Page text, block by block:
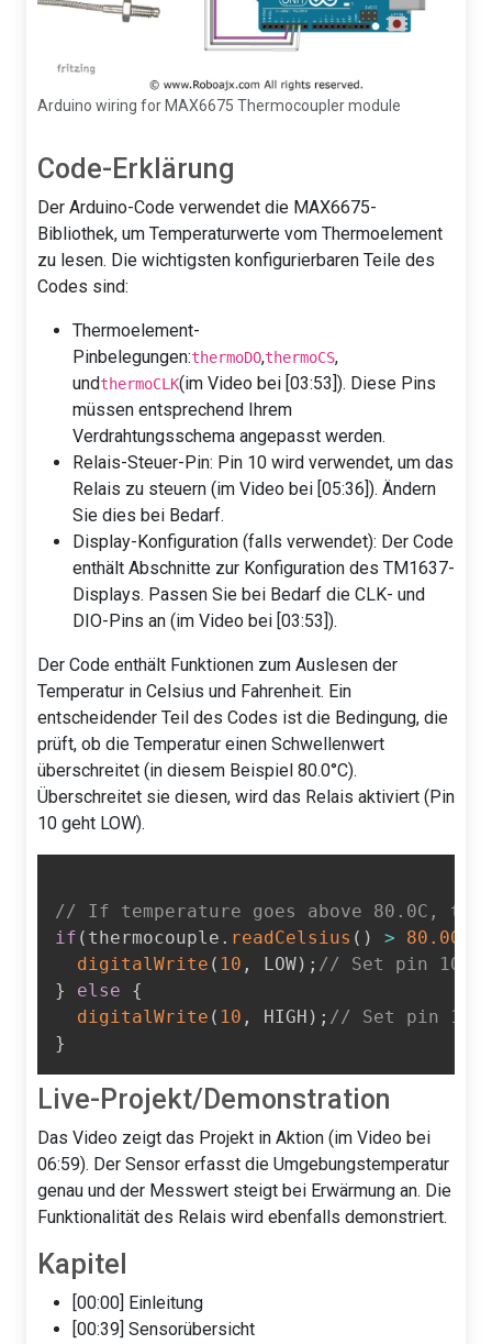
Arduino wiring for MAX6675 Thermocoupler module
Code-Erklärung
Der Arduino-Code verwendet die MAX6675-
Bibliothek, um Temperaturwerte vom Thermoelement
zu lesen. Die wichtigsten konfigurierbaren Teile des
Codes sind:
Thermoelement-
Pinbelegungen:thermoDO,thermoCS,
undthermoCLK(im Video bei [03:53]). Diese Pins
müssen entsprechend Ihrem
Verdrahtungsschema angepasst werden.
Relais-Steuer-Pin: Pin 10 wird verwendet, um das
Relais zu steuern (im Video bei [05:36]). Ändern
Sie dies bei Bedarf.
Display-Konfiguration (falls verwendet): Der Code
enthält Abschnitte zur Konfiguration des TM1637-
Displays. Passen Sie bei Bedarf die CLK- und
DIO-Pins an (im Video bei [03:53]).
Der Code enthält Funktionen zum Auslesen der
Temperatur in Celsius und Fahrenheit. Ein
entscheidender Teil des Codes ist die Bedingung, die
prüft, ob die Temperatur einen Schwellenwert
überschreitet (in diesem Beispiel 80.0°C).
Überschreitet sie diesen, wird das Relais aktiviert (Pin
10 geht LOW).
// If temperature goes above 80.0C,
if ( thermocouple . readCelsius ( ) > 80.00
digitalWrite ( 10 , LOW) ; // Set pin 10
}
else
{
digitalWrite ( 10 , HIGH ) ; // Set pin 10
}
Live-Projekt/Demonstration
Das Video zeigt das Projekt in Aktion (im Video bei
06:59). Der Sensor erfasst die Umgebungstemperatur
genau und der Messwert steigt bei Erwärmung an. Die
Funktionalität des Relais wird ebenfalls demonstriert.
Kapitel
[00:00] Einleitung
[00:39] Sensorübersicht